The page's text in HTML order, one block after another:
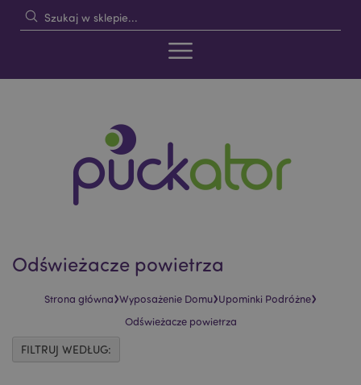
Odświeżacze powietrza
Strona główna›Wyposażenie Domu›Upominki Podróżne›
Odświeżacze powietrza
FILTRUJ WEDŁUG: